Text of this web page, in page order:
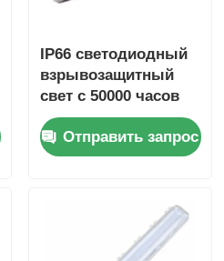
IP66 светодиодный
взрывозащитный
свет с 50000 часов
службы и 100-
277VAC широкое
напряжение для
Отправить запрос